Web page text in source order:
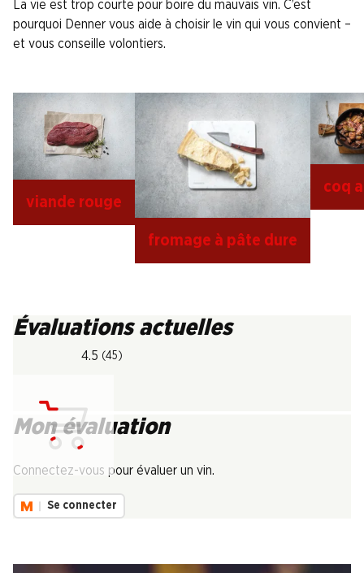
La vie est trop courte pour boire du mauvais vin. C’est
pourquoi Denner vous aide à choisir le vin qui vous convient –
et vous conseille volontiers.
viande rouge
fromage à pâte dure
coq
Évaluations actuelles
4.5 (45)
Mon évaluation
Connectez-vous pour évaluer un vin.
Se connecter